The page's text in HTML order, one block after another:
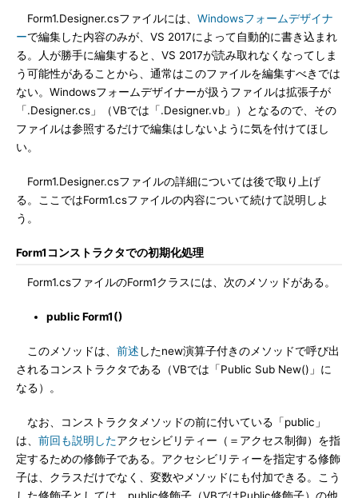
Form1.Designer.csファイルには、 Windowsフォームデザイナ
ーで編集した内容のみが、VS 2017によって自動的に書き込まれ
る。人が勝手に編集すると、VS 2017が読み取れなくなってしま
う可能性があることから、通常はこのファイルを編集すべきでは
ない。Windowsフォームデザイナーが扱うファイルは拡張子が
「.Designer.cs」（VBでは「.Designer.vb」）となるので、その
ファイルは参照するだけで編集はしないように気を付けてほし
い。
Form1.Designer.csファイルの詳細については後で取り上げ
る。ここではForm1.csファイルの内容について続けて説明しよ
う。
Form1コンストラクタでの初期化処理
Form1.csファイルのForm1クラスには、次のメソッドがある。
public Form1()
このメソッドは、 前述 したnew演算子付きのメソッドで呼び出
されるコンストラクタである（VBでは「Public Sub New()」に
なる）。
なお、コンストラクタメソッドの前に付いている「public」
は、 前回も説明したアクセシビリティー（＝アクセス制御）を指
定するための修飾子である。アクセシビリティーを指定する修飾
子は、クラスだけでなく、変数やメソッドにも付加できる。こう